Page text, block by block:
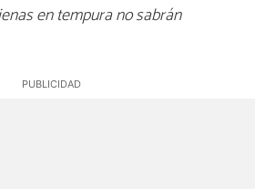
en tempura no sabrán